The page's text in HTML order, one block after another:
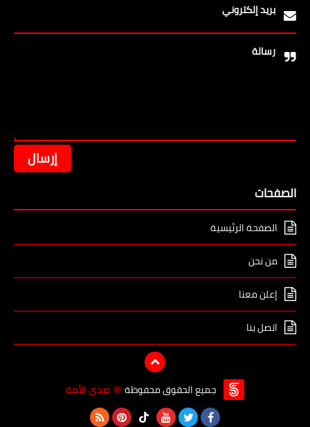
بريد إلكتروني
رسالة
الصفحات
الصفحة الرئيسية
من نحن
إعلن معنا
اتصل بنا
جميع الحقوق محفوظة © صدى الأمة